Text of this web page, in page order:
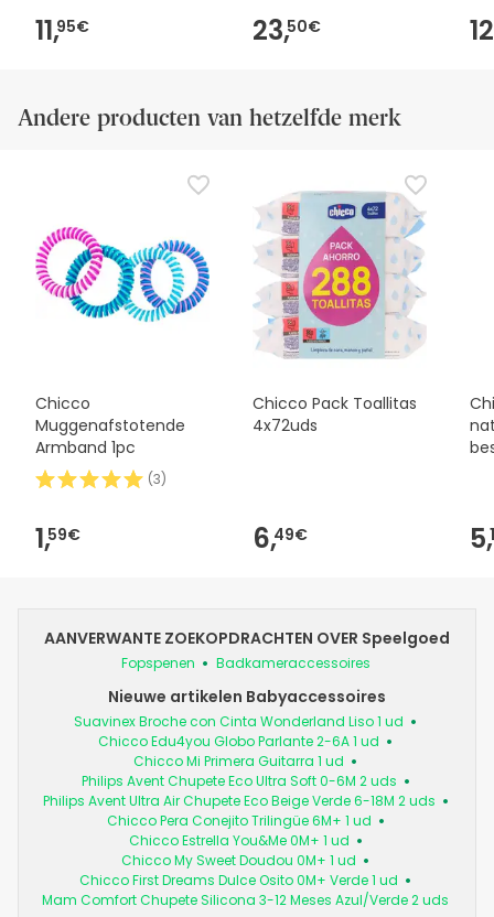
11,95€ 23,50€
Andere producten van hetzelfde merk
Chicco
Muggenafstotende
Armband 1pc
(3)
1,59€
Chicco Pack Toallitas
4x72uds
6,49€ 5,
AANVERWANTE ZOEKOPDRACHTEN OVER Speelgoed
Fopspenen Badkameraccessoires
Nieuwe artikelen Babyaccessoires
Suavinex Broche con Cinta Wonderland Liso 1 ud
Chicco Edu4you Globo Parlante 2-6A 1 ud
Chicco Mi Primera Guitarra 1 ud
Philips Avent Chupete Eco Ultra Soft 0-6M 2 uds
Philips Avent Ultra Air Chupete Eco Beige Verde 6-18M 2 uds
Chicco Pera Conejito Trilingüe 6M+ 1 ud
Chicco Estrella You&Me 0M+ 1 ud
Chicco My Sweet Doudou 0M+ 1 ud
Chicco First Dreams Dulce Osito 0M+ Verde 1 ud
Mam Comfort Chupete Silicona 3-12 Meses Azul/Verde 2 uds